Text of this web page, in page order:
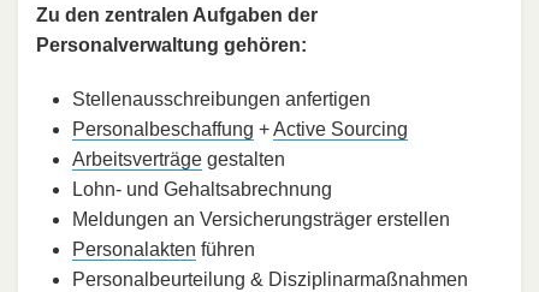
Zu den zentralen Aufgaben der
Personalverwaltung gehören:
Stellenausschreibungen anfertigen
Personalbeschaffung +Active Sourcing
Arbeitsverträge gestalten
Lohn- und Gehaltsabrechnung
Meldungen an Versicherungsträger erstellen
Personalakten führen
Personalbeurteilung & Disziplinarmaßnahmen